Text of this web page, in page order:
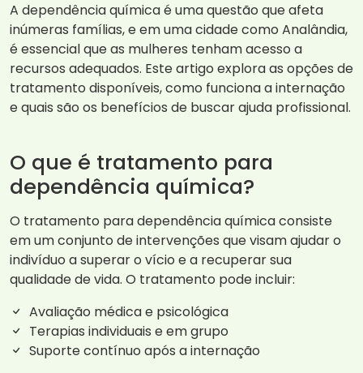
A dependência química é uma questão que afeta
inúmeras famílias, e em uma cidade como Analândia,
é essencial que as mulheres tenham acesso a
recursos adequados. Este artigo explora as opções de
tratamento disponíveis, como funciona a internação
e quais são os benefícios de buscar ajuda profissional.
O que é tratamento para
dependência química?
O tratamento para dependência química consiste
em um conjunto de intervenções que visam ajudar o
indivíduo a superar o vício e a recuperar sua
qualidade de vida. O tratamento pode incluir:
Avaliação médica e psicológica
Terapias individuais e em grupo
Suporte contínuo após a internação